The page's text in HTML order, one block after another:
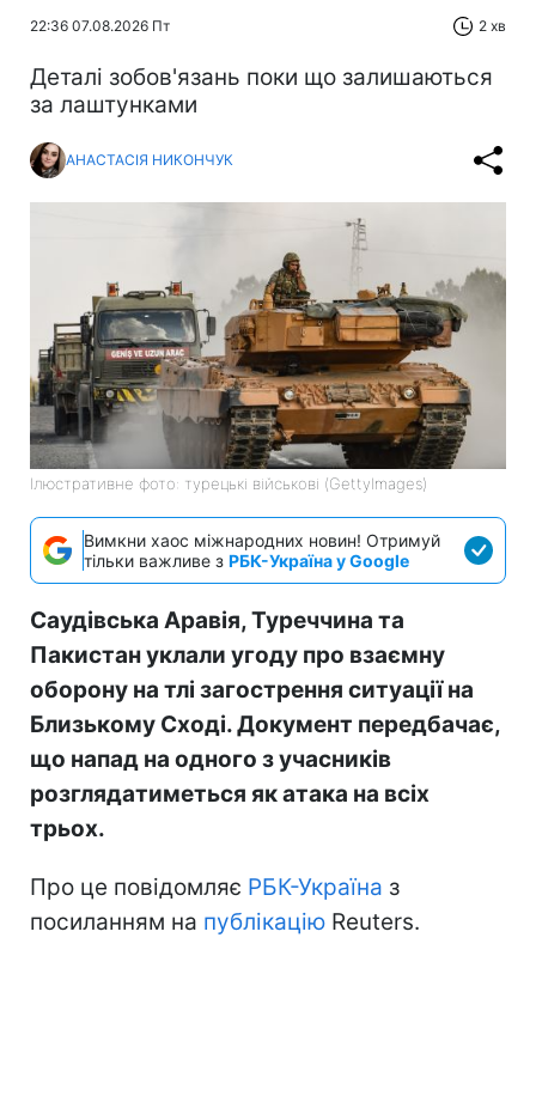
22:36 07.08.2026 Пт 2 хв
Деталі зобов'язань поки що залишаються
за лаштунками
АНАСТАСІЯ НИКОНЧУК
Ілюстративне фото: турецькі військові (GettyImages)
Вимкни хаос міжнародних новин! Отримуй
тільки важливе з РБК-Україна у Google
Саудівська Аравія, Туреччина та
Пакистан уклали угоду про взаємну
оборону на тлі загострення ситуації на
Близькому Сході. Документ передбачає,
що напад на одного з учасників
розглядатиметься як атака на всіх
трьох.
Про це повідомляє РБК-Україна з
посиланням на публікацію Reuters.